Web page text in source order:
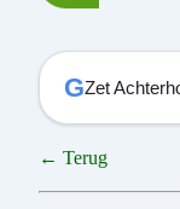
GZet
← Terug